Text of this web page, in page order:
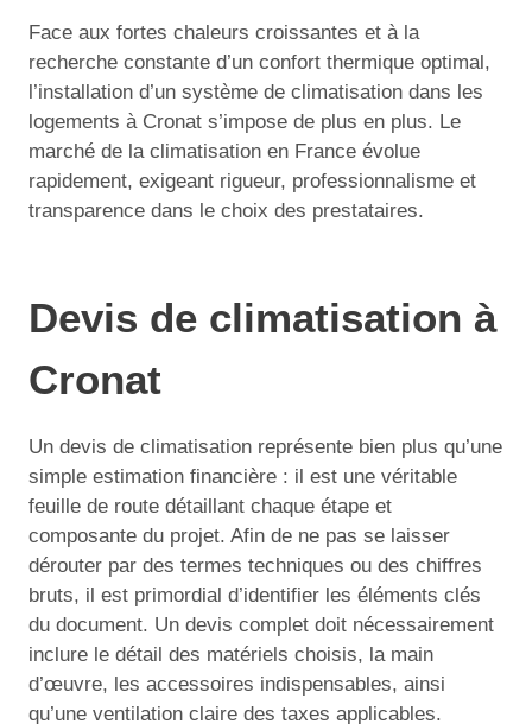
Face aux fortes chaleurs croissantes et à la
recherche constante d’un confort thermique optimal,
l’installation d’un système de climatisation dans les
logements à Cronat s’impose de plus en plus. Le
marché de la climatisation en France évolue
rapidement, exigeant rigueur, professionnalisme et
transparence dans le choix des prestataires.
Devis de climatisation à
Cronat
Un devis de climatisation représente bien plus qu’une
simple estimation financière : il est une véritable
feuille de route détaillant chaque étape et
composante du projet. Afin de ne pas se laisser
dérouter par des termes techniques ou des chiffres
bruts, il est primordial d’identifier les éléments clés
du document. Un devis complet doit nécessairement
inclure le détail des matériels choisis, la main
d’œuvre, les accessoires indispensables, ainsi
qu’une ventilation claire des taxes applicables.